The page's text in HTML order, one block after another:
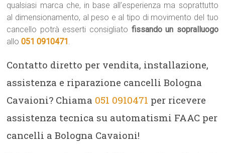
qualsiasi marca che, in base all’esperienza ma soprattutto
al dimensionamento, al peso e al tipo di movimento del tuo
cancello potrà esserti consigliato fissando un sopralluogo
allo051 0910471.
Contatto diretto per vendita, installazione,
assistenza e riparazione cancelli Bologna
Cavaioni? Chiama 051 0910471 per ricevere
assistenza tecnica su automatismi FAAC per
cancelli a Bologna Cavaioni!